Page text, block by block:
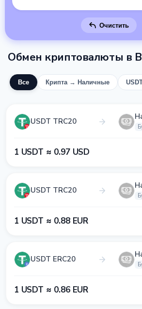
Очистить
Обмен криптовалюты в
Все Крипта → Наличные
USDT TRC20
1​ USDT ≈ 0​.9​7​ USD
USDT TRC20
1​ USDT ≈ 0​.8​8​ EUR
USDT ERC20
1​ USDT ≈ 0​.8​6​ EUR